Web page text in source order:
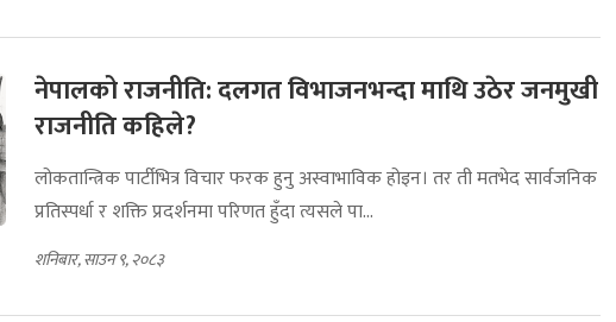
नेपालको राजनीति: दलगत विभाजनभन्दा माथि उठेर जनमुखी
राजनीति कहिले?
लोकतान्त्रिक पार्टीभित्र विचार फरक हुनु अस्वाभाविक होइन। तर ती मतभेद सार्वजनिक
प्रतिस्पर्धा र शक्ति प्रदर्शनमा परिणत हुँदा त्यसले पा...
शनिबार, साउन ९, २०८३